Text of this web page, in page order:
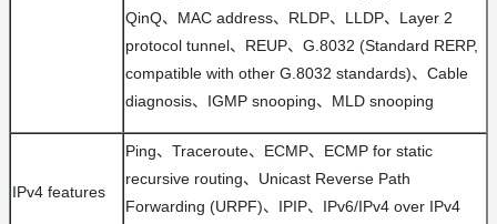
QinQ、MAC address、RLDP、LLDP、Layer 2
protocol tunnel、REUP、G.8032 (Standard RERP,
compatible with other G.8032 standards)、Cable
diagnosis、IGMP snooping、MLD snooping
IPv4 features
Ping、Traceroute、ECMP、ECMP for static
recursive routing、Unicast Reverse Path
Forwarding (URPF)、IPIP、IPv6/IPv4 over IPv4